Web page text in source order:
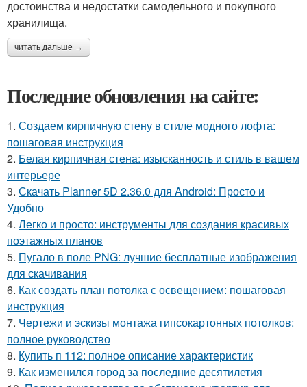
достоинства и недостатки самодельного и покупного
хранилища.
читать дальше →
Последние обновления на сайте:
1. Создаем кирпичную стену в стиле модного лофта:
пошаговая инструкция
2. Белая кирпичная стена: изысканность и стиль в вашем
интерьере
3. Скачать Planner 5D 2.36.0 для Android: Просто и
Удобно
4. Легко и просто: инструменты для создания красивых
поэтажных планов
5. Пугало в поле PNG: лучшие бесплатные изображения
для скачивания
6. Как создать план потолка с освещением: пошаговая
инструкция
7. Чертежи и эскизы монтажа гипсокартонных потолков:
полное руководство
8. Купить п 112: полное описание характеристик
9. Как изменился город за последние десятилетия